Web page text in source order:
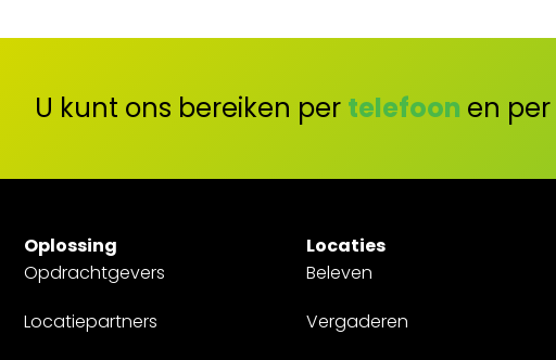
U kunt ons bereiken per telefoon en per
Oplossing
Opdrachtgevers
Locatiepartners
Locaties
Beleven
Vergaderen